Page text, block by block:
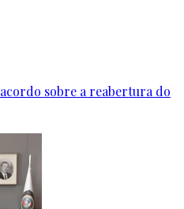
sobre a reabertura do